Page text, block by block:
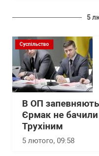
5
Суспільство
В ОП
Єрмак не бачили
Трухіним
5 лютого, 09:58